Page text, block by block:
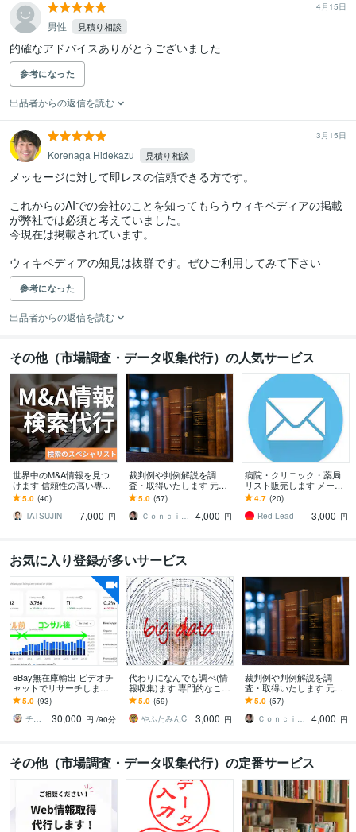
4月15日
男性 見積り相談
的確なアドバイスありがとうございました
参考になった
出品者からの返信を読む
3月15日
Korenaga Hidekazu 見積り相談
メッセージに対して即レスの信頼できる方です。
これからのAIでの会社のことを知ってもらうウィキペディアの掲載
が弊社では必須と考えていました。
今現在は掲載されています。
ウィキペディアの知見は抜群です。ぜひご利用してみて下さい
参考になった
出品者からの返信を読む
その他（市場調査・データ収集代行）の人気サービス
世界中のM&A情報を見つ
けます 信頼性の高い専門
データベースを活用し、
精選した情報を提供
5.0 (40)
TATSUJIN_
7,000 円
裁判例や判例解説を調
査・取得いたします 元法
律事務所事務員にお任せ
あれ
5.0 (57)
Ｃｏｎｃｉｅｒｇｅ．ＯＷＬ株式会社
4,000 円
病院・クリニック・薬局
リスト販売します メール
アドレス/TEL・FAX番号/
DM/営業リスト
4.7 (20)
Red Lead
3,000 円
お気に入り登録が多いサービス
eBay無在庫輸出 ビデオチ
ャットでリサーチします 9
0分 リサーチのコツ、外注
化、消費税還付などお伝
えします。
5.0 (93)
チビ太 eBay輸出コンサルティング
30,000 円 /90分
代わりになんでも調べ(情
報収集)ます 専門的なこ
と、日常生活に関するこ
と、なんでも調べます
5.0 (59)
やふたみんC
3,000 円
裁判例や判例解説を調
査・取得いたします 元法
律事務所事務員にお任せ
あれ
5.0 (57)
Ｃｏｎｃｉｅｒｇｅ．ＯＷＬ株式会社
4,000 円
その他（市場調査・データ収集代行）の定番サービス